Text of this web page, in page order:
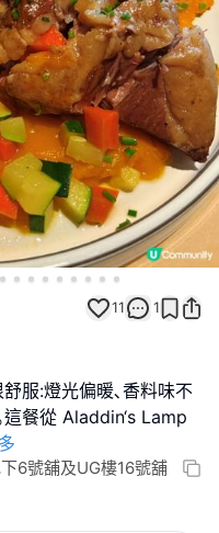
11 1
服:燈光偏暖､香料味不
餐從 Aladdin‘s Lamp
6號舖及UG樓16號舖